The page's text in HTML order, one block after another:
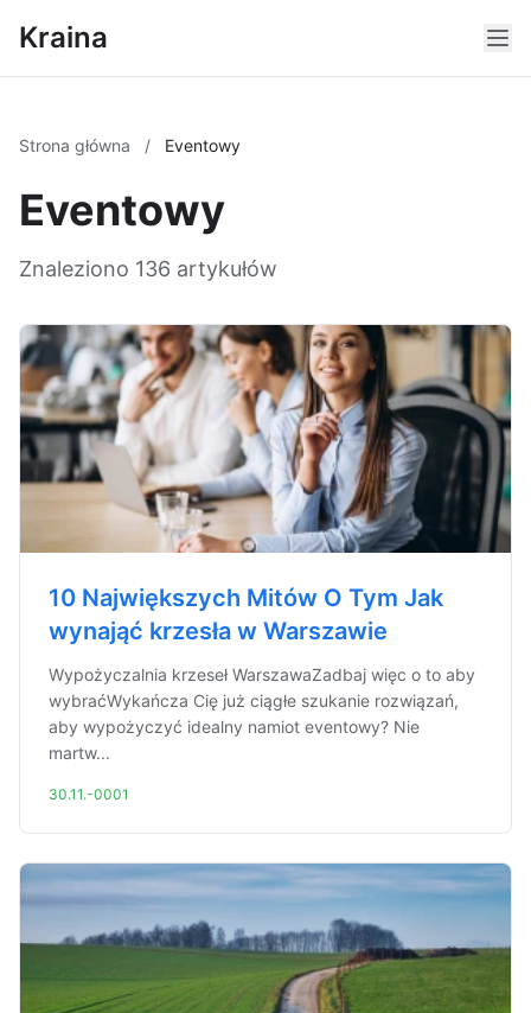
Kraina
Strona główna / Eventowy
Eventowy
Znaleziono 136 artykułów
10 Największych Mitów O Tym Jak
wynająć krzesła w Warszawie
Wypożyczalnia krzeseł WarszawaZadbaj więc o to aby
wybraćWykańcza Cię już ciągłe szukanie rozwiązań,
aby wypożyczyć idealny namiot eventowy? Nie
martw...
30.11.-0001